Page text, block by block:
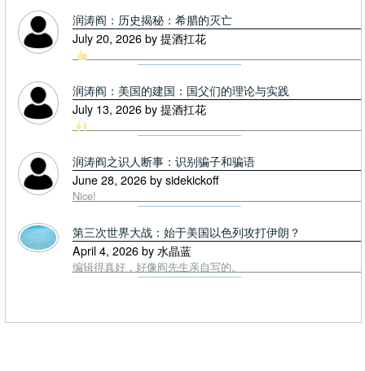
润涛阎：历史揭秘：希腊的灭亡
July 20, 2026 by 提酒扛花
润涛阎：美国的建国：国父们的理论与实践
July 13, 2026 by 提酒扛花
润涛阎之识人断事：识别骗子和骗语
June 28, 2026 by sidekickoff
Nice!
第三次世界大战：始于美国以色列攻打伊朗？
April 4, 2026 by 水晶蓝
编辑得真好，好像阎先生亲自写的。